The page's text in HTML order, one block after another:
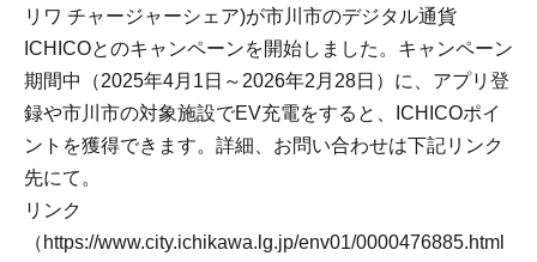
リワ チャージャーシェア)が市川市のデジタル通貨
ICHICOとのキャンペーンを開始しました。キャンペーン
期間中（2025年4月1日～2026年2月28日）に、アプリ登
録や市川市の対象施設でEV充電をすると、ICHICOポイ
ントを獲得できます。詳細、お問い合わせは下記リンク
先にて。
リンク
（ https://www.city.ichikawa.lg.jp/env01/0000476885.html